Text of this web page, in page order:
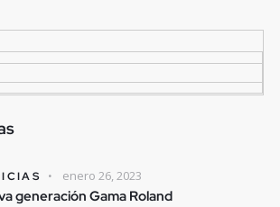
enero 26, 2023
generación Gama Roland